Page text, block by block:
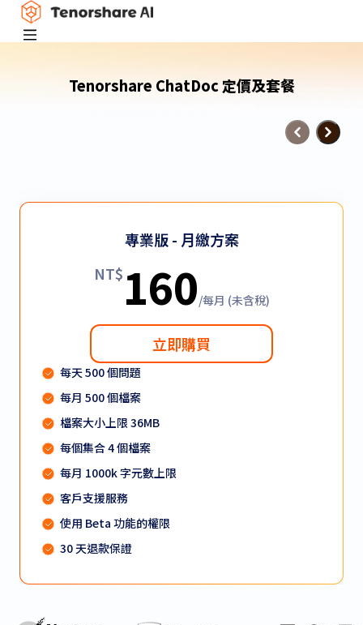
Tenorshare ChatDoc 定價及套餐
專業版 - 月繳方案
NT$160/每月 (未含稅)
立即購買
每天 500 個問題
每月 500 個檔案
檔案大小上限 36MB
每個集合 4 個檔案
每月 1000k 字元數上限
客戶支援服務
使用 Beta 功能的權限
30 天退款保證